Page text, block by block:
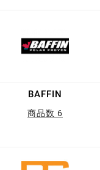
BAFFIN
商品数 6